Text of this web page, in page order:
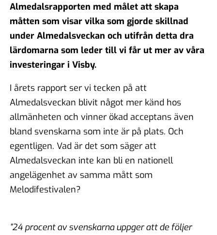
Almedalsrapporten med målet att skapa
måtten som visar vilka som gjorde skillnad
under Almedalsveckan och utifrån detta dra
lärdomarna som leder till vi får ut mer av våra
investeringar i Visby.
I årets rapport ser vi tecken på att
Almedalsveckan blivit något mer känd hos
allmänheten och vinner ökad acceptans även
bland svenskarna som inte är på plats. Och
egentligen. Vad är det som säger att
Almedalsveckan inte kan bli en nationell
angelägenhet av samma mått som
Melodifestivalen?
”24 procent av svenskarna uppger att de följer